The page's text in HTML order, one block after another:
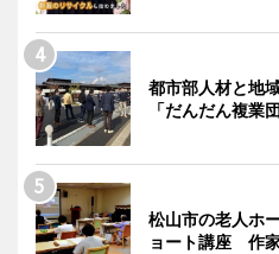
都市部人材と地
「だんだん複業
松山市の老人ホ
ョート講座 作